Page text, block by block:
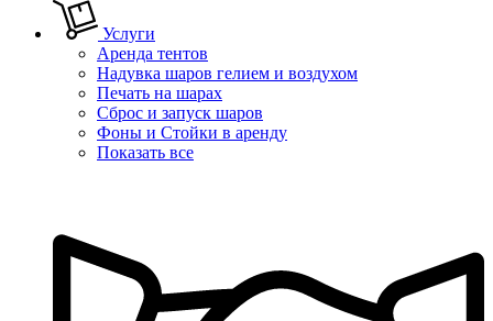
Услуги
Аренда тентов
Надувка шаров гелием и воздухом
Печать на шарах
Сброс и запуск шаров
Фоны и Стойки в аренду
Показать все